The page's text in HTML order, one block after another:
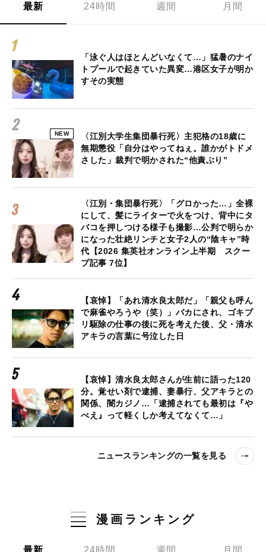
最新 24時間 週間 月間
「泳ぐ人はほとんどいなくて…」猛暑のナイ
トプールで起きていた異変…港区女子が明か
すその実態
NEW
〈江別大学生集団暴行死〉主犯格の18歳に
無期懲役「自分はやってねぇ。誰かがトドメ
さした」裁判で明かされた“他責ぶり”
〈江別・集団暴行死〉「グロかった…」全裸
にして、髪にライターで火をつけ、背中にタ
バコを押しつける様子も撮影…公判で明らか
になった壮絶リンチと女子2人の“陰キャ”時
代【2026 集英社オンライン上半期 スクー
プ記事 7位】
【哀悼】「あれ清水良太郎だ」「親父も呼ん
で麻雀やろうや（笑）」バカにされ、ゴキブ
リ駆除の仕事の後に死を考えた後、父・清水
アキラの言葉に号泣した日
【哀悼】清水良太郎さんが生前に語った120
分。覚せい剤で逮捕、妻暴行、父アキラとの
関係、闇カジノ…「逮捕されても最初は『や
べえ』って軽くしか考えてなくて…」
ニュースランキングの一覧を見る
漫画ランキング
最新 24時間 週間 月間